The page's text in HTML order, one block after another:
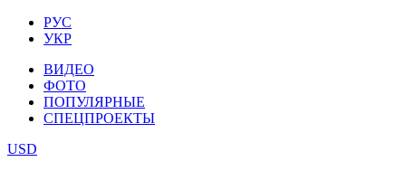
РУС
УКР
ВИДЕО
ФОТО
ПОПУЛЯРНЫЕ
СПЕЦПРОЕКТЫ
USD